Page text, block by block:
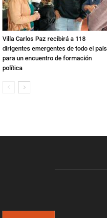
Villa Carlos Paz recibirá a 118
dirigentes emergentes de todo el país
para un encuentro de formación
política